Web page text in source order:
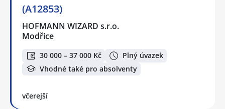
(A12853)
HOFMANN WIZARD s.r.o.
Modřice
30 000 – 37 000 Kč
Plný úvazek
Vhodné také pro absolventy
včerejší